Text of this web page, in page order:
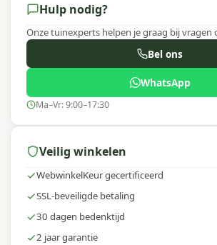
Hulp nodig?
Onze tuinexperts helpen je graag bij
Bel ons
WhatsApp
Ma–Vr: 9:00–17:30
Veilig winkelen
WebwinkelKeur gecertificeerd
SSL-beveiligde betaling
30 dagen bedenktijd
2 jaar garantie